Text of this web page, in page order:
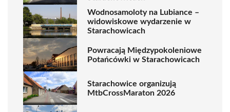
Wodnosamoloty na Lubiance –
widowiskowe wydarzenie w
Starachowicach
Powracają Międzypokoleniowe
Potańcówki w Starachowicach
Starachowice organizują
MtbCrossMaraton 2026